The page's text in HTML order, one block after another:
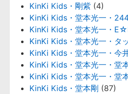
KinKi Kids・剛紫 (4)
KinKi Kids・堂本光一・
KinKi Kids・堂本光一・
KinKi Kids・堂本光一・タ
KinKi Kids・堂本光一・今
KinKi Kids・堂本光一・堂
KinKi Kids・堂本光一・堂
KinKi Kids・堂本剛 (87)